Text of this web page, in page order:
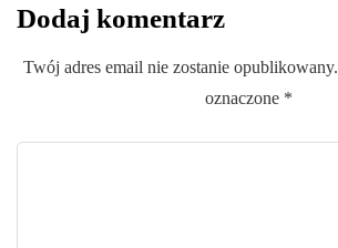
Dodaj komentarz
Twój adres email nie zostanie opublikowany.
oznaczone *